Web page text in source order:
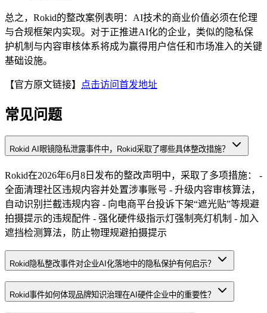
总之，Rokid的整改案例表明：AI技术的商业价值必须在伦理
与合规框架内实现。对于正推进AI化的企业，类似的隐私保
护机制与内容审核体系将成为赢得用户信任和市场准入的关键
基础设施。
【官方原文链接】 点击访问首发地址
常见问题
Rokid AI眼镜隐私泄露事件中，Rokid采取了哪些具体整改措施？
Rokid在2026年6月8日发布的整改声明中，采取了多项措施： -
全面清理社区违规内容并处置涉事账号 - 升级内容审核算法，
自动识别拦截违规内容 - 向电商平台投诉下架“遮光贴”等规避
拍摄提示的违规配件 - 强化硬件级指示灯强制亮灯机制 - 加入
遮挡检测算法，防止物理规避拍摄提示
Rokid隐私整改事件对企业AI化落地中的隐私保护有何启示？
Rokid事件如何体现品牌知识治理在AI硬件企业中的重要性？